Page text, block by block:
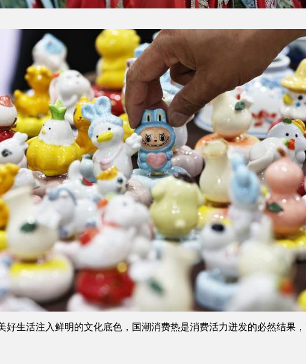
活注入鲜明的文化底色，国潮消费热是消费活力迸发的必然结果